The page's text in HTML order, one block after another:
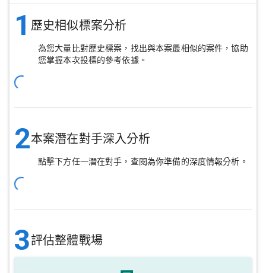
1 歷史相似標案分析
為您大量比對歷史標案，找出與本案最相似的案件，協助
您掌握本次投標的參考依據。
2本案潛在對手深入分析
點擊下方任一潛在對手，查閱為你準備的深度情報分析。
3評估整體戰場